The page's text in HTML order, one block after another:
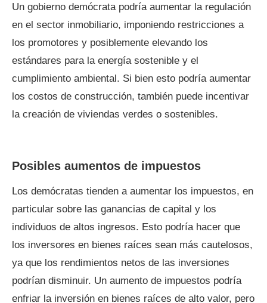
Un gobierno demócrata podría aumentar la regulación
en el sector inmobiliario, imponiendo restricciones a
los promotores y posiblemente elevando los
estándares para la energía sostenible y el
cumplimiento ambiental. Si bien esto podría aumentar
los costos de construcción, también puede incentivar
la creación de viviendas verdes o sostenibles.
Posibles aumentos de impuestos
Los demócratas tienden a aumentar los impuestos, en
particular sobre las ganancias de capital y los
individuos de altos ingresos. Esto podría hacer que
los inversores en bienes raíces sean más cautelosos,
ya que los rendimientos netos de las inversiones
podrían disminuir. Un aumento de impuestos podría
enfriar la inversión en bienes raíces de alto valor, pero